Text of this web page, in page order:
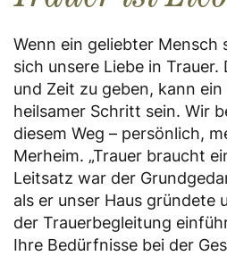
Wenn ein geliebter
sich unsere Liebe in Trauer.
und Zeit zu geben, kann
heilsamer Schritt sein. Wir
diesem Weg – persönlich,
Merheim. „Trauer braucht
Leitsatz war der
als er unser Haus gründete
der Trauerbegleitung
Ihre Bedürfnisse bei der